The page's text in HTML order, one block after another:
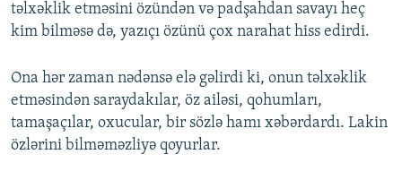
təlxəklik etməsini özündən və padşahdan savayı heç
kim bilməsə də, yazıçı özünü çox narahat hiss edirdi.
Ona hər zaman nədənsə elə gəlirdi ki, onun təlxəklik
etməsindən saraydakılar, öz ailəsi, qohumları,
tamaşaçılar, oxucular, bir sözlə hamı xəbərdardı. Lakin
özlərini bilməməzliyə qoyurlar.